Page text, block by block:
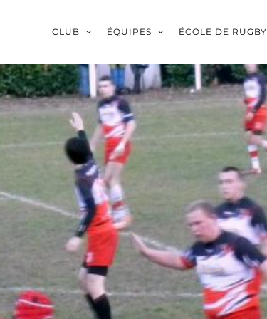
CLUB ÉQUIPES ÉCOLE DE RUGBY